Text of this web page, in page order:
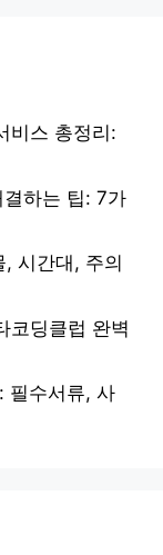
비스 총정리:
하는 팁: 7가
시간대, 주의
코딩클럽 완벽
필수서류, 사